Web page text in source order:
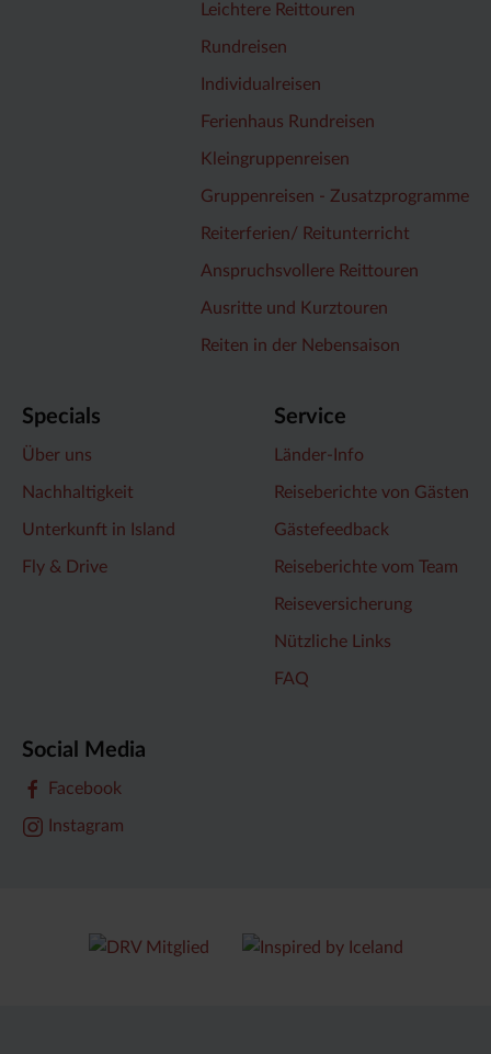
Leichtere Reittouren
Rundreisen
Individualreisen
Ferienhaus Rundreisen
Kleingruppenreisen
Gruppenreisen - Zusatzprogramme
Reiterferien/ Reitunterricht
Anspruchsvollere Reittouren
Ausritte und Kurztouren
Reiten in der Nebensaison
Specials
Über uns
Nachhaltigkeit
Unterkunft in Island
Fly & Drive
Service
Länder-Info
Reiseberichte von Gästen
Gästefeedback
Reiseberichte vom Team
Reiseversicherung
Nützliche Links
FAQ
Social Media
Facebook
Instagram